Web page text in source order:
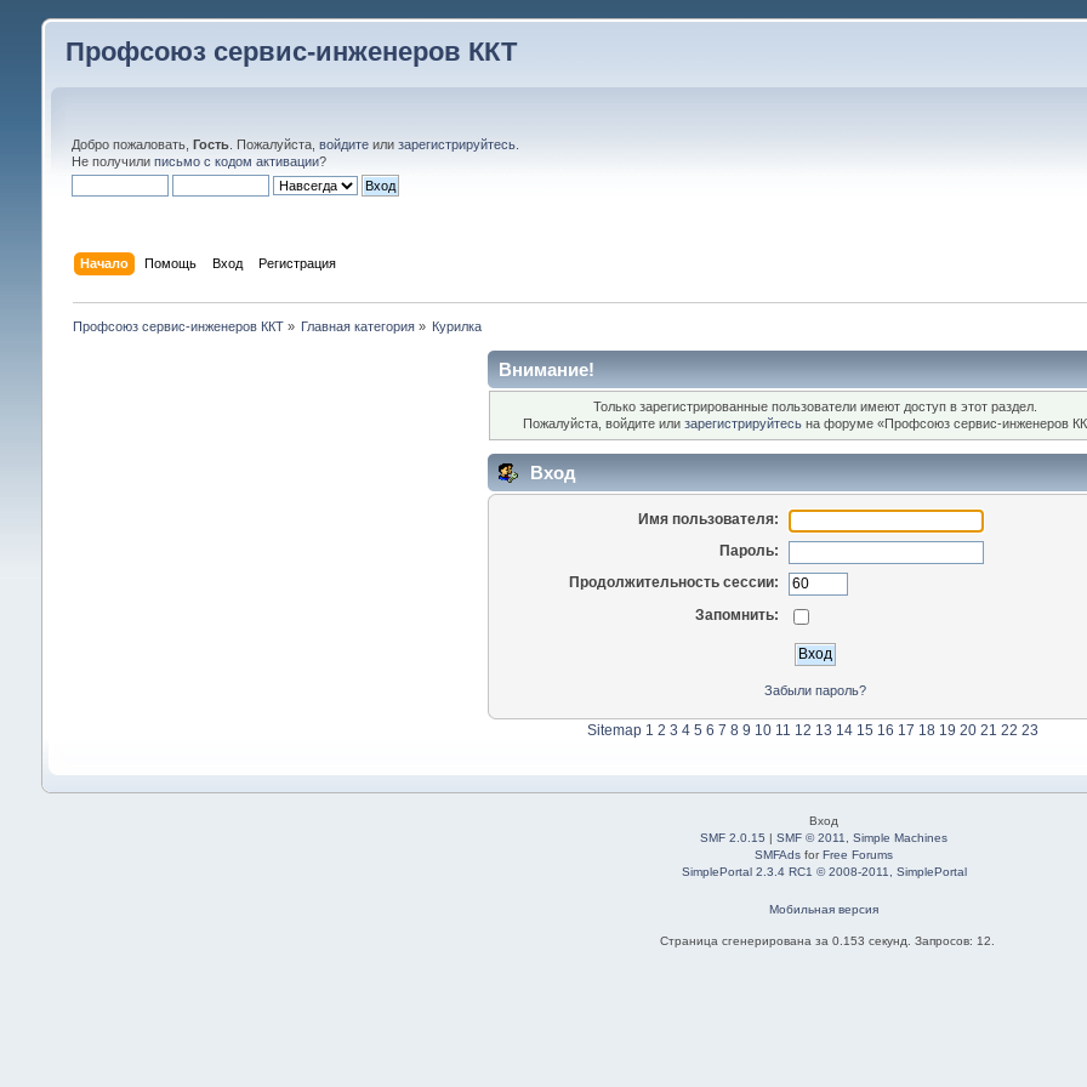
Профсоюз сервис-инженеров ККТ
Добро пожаловать, Гость. Пожалуйста, войдитеили зарегистрируйтесь.
Не получили письмо с кодом активации?
Начало Помощь Вход Регистрация
Профсоюз сервис-инженеров ККТ» Главная категория » Курилка
Внимание!
Только зарегистрированные пользователи имеют доступ в этот раздел.
Пожалуйста, войдите илизарегистрируйтесь на форуме «Профсоюз сервис-инженеров
Вход
Имя пользователя:
Пароль:
Продолжительность сессии:
Запомнить:
Забыли пароль?
Sitemap 1 2 3 4 5 6 7 8 9 10 11 12 13 14 15 16 17 18 19 20 21 22 23
Вход
SMF 2.0.15 |SMF © 2011 ,Simple Machines
SMFAds forFree Forums
SimplePortal 2.3.4 RC1 © 2008-2011, SimplePortal
Мобильная версия
Страница сгенерирована за 0.153 секунд. Запросов: 12.